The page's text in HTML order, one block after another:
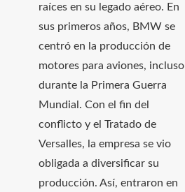
raíces en su legado aéreo. En
sus primeros años, BMW se
centró en la producción de
motores para aviones, incluso
durante la Primera Guerra
Mundial. Con el fin del
conflicto y el Tratado de
Versalles, la empresa se vio
obligada a diversificar su
producción. Así, entraron en